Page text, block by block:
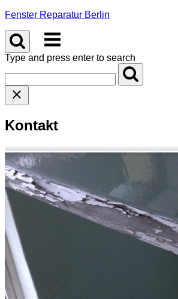
Skip
content
Fenster Reparatur Berlin
Menu
Type and press enter to search
Kontakt